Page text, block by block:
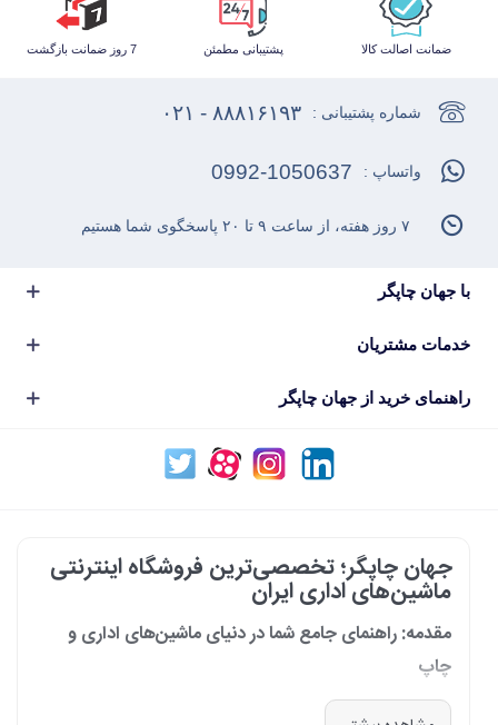
ضمانت اصالت کالا پشتیبانی مطمئن 7 روز ضمانت بازگشت
با جهان چاپگر
خدمات مشتریان
راهنمای خرید از جهان چاپگر
شماره پشتیبانی : ۸۸۸۱۶۱۹۳ - ۰۲۱
واتساپ : 0992-1050637
۷ روز هفته، از ساعت ۹ تا ۲۰ پاسخگوی شما هستیم
جهان چاپگر؛ تخصصی‌ترین فروشگاه اینترنتی
ماشین‌های اداری ایران
مقدمه: راهنمای جامع شما در دنیای ماشین‌های اداری و
چاپ
در دنیای پرشتاب امروز که کسب‌وکارها و سازمان‌ها برای افزایش بهره‌وری خود به